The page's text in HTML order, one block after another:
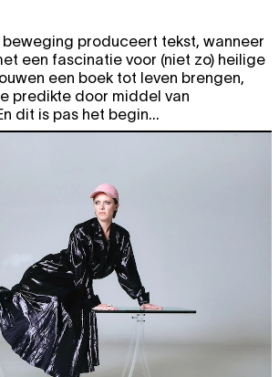
produceert tekst, wanneer
een fascinatie voor (niet zo) heilige
een boek tot leven brengen,
predikte door middel van
dit is pas het begin...